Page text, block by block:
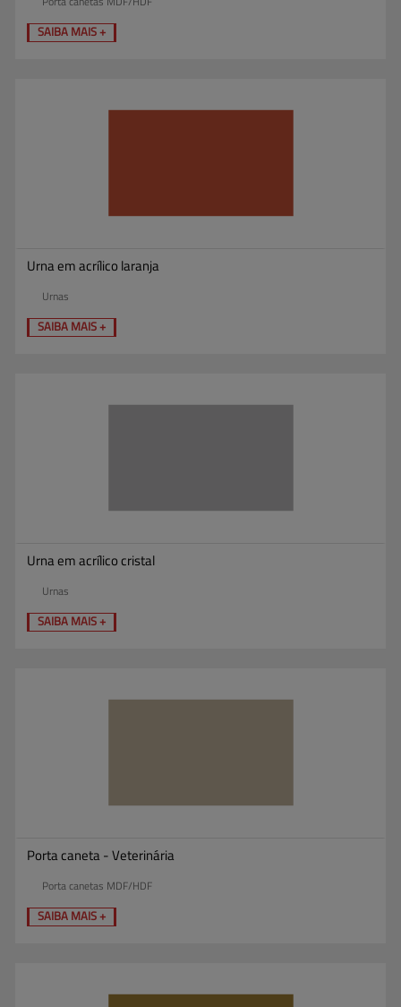
SAIBA MAIS +
Urna em acrílico laranja
Urnas
SAIBA MAIS +
Urna em acrílico cristal
Urnas
SAIBA MAIS +
Porta caneta - Veterinária
Porta canetas MDF/HDF
SAIBA MAIS +